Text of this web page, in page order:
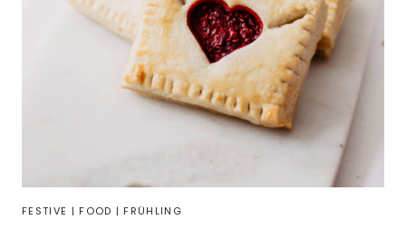
FESTIVE | FOOD | FRÜHLING